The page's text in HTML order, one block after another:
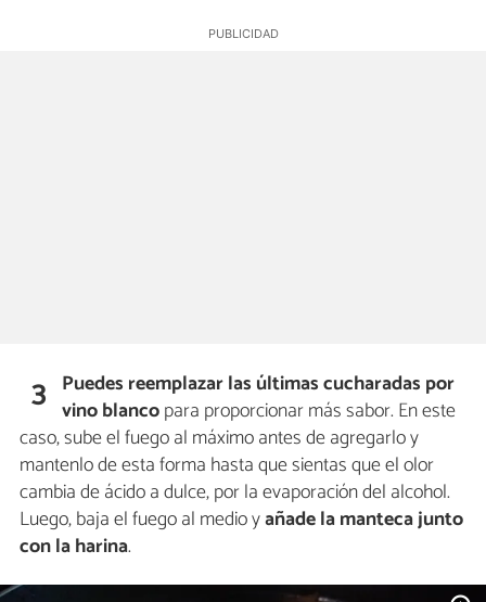
3 Puedes reemplazar las últimas cucharadas por
vino blancopara proporcionar más sabor. En este
caso, sube el fuego al máximo antes de agregarlo y
mantenlo de esta forma hasta que sientas que el olor
cambia de ácido a dulce, por la evaporación del alcohol.
Luego, baja el fuego al medio yañade la manteca junto
con la harina.